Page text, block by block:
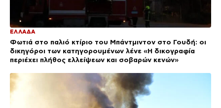
ΕΛΛΑΔΑ
Φωτιά στο παλιό κτίριο του Μπάντμιντον στο Γουδή: οι
δικηγόροι των κατηγορουμένων λένε «Η δικογραφία
περιέχει πλήθος ελλείψεων και σοβαρών κενών»